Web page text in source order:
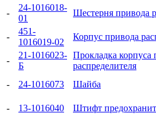
-
24-1016018-
01
Шестерня привода
-
451-
1016019-02
Корпус привода
-
21-1016023-
Б
Прокладка корпуса
распределителя
- 24-1016073 Шайба
-
13-1016040 Штифт